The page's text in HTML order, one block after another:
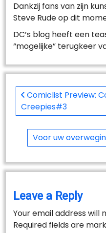
Dankzij fans van zijn
Steve Rude op dit
DC’s blog heeft een
“mogelijke” terugkeer
navigation
Comiclist Preview:
Creepies#3
Voor uw
Leave a Reply
Your email address will
Required fields are